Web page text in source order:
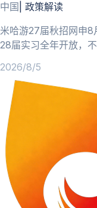
中国 政策解读
米哈游27届秋招网申8
28届实习全年开放，
2026/8/5